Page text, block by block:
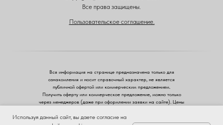
Все права защищены.
Пользовательское соглашение.
Вся информация на странице предназначена только для
ознакомления и носит справочный характер, не является
публичной офертой или коммерческим предложением.
Получить оферту или коммерческое предложение, можно только
через менеджеров (даже при оформлении заявки на сайте). Цены
ЗА
ЧЕСТНЫЙ
Используя данный сайт, вы даете согласие на